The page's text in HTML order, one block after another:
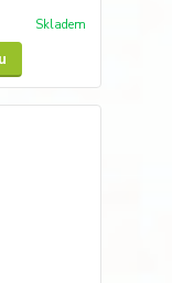
Skladem